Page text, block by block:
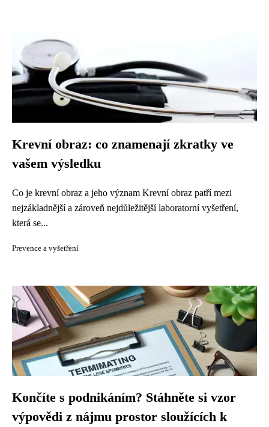
Krevní obraz: co znamenají zkratky ve
vašem výsledku
Co je krevní obraz a jeho význam Krevní obraz patří mezi
nejzákladnější a zároveň nejdůležitější laboratorní vyšetření,
která se...
Prevence a vyšetření
Končíte s podnikáním? Stáhněte si vzor
výpovědi z nájmu prostor sloužících k